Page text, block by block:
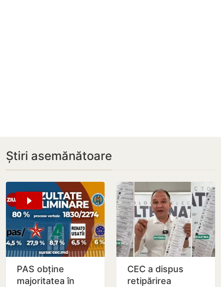
Știri asemănătoare
PAS obține
majoritatea în
CEC a dispus
retipărirea